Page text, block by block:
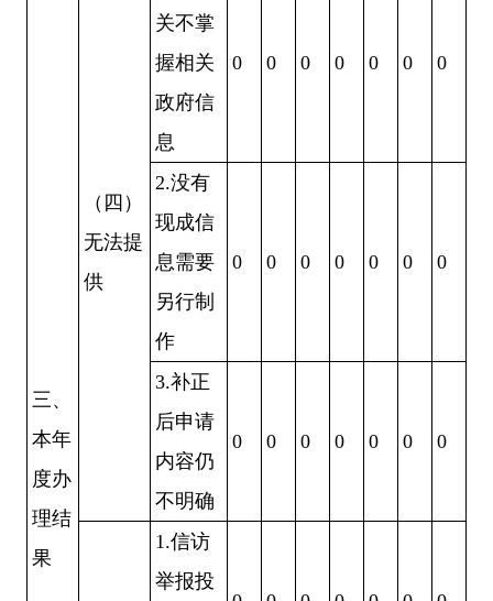
三、
本年
度办
理结
果
（四）
无法提
供
关不掌
握相关
政府信
息
0 0 0 0 0 0 0
2.没有
现成信
息需要
另行制
作
0 0 0 0 0 0 0
3.补正
后申请
内容仍
不明确
0 0 0 0 0 0 0
1.信访
举报投